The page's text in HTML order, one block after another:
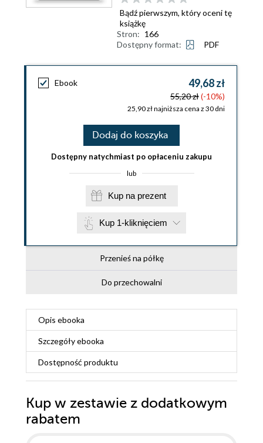
Bądź pierwszym, który oceni tę
książkę
Stron: 166
Dostępny format:
PDF
Ebook 49,68 zł
55,20 zł(-10%)
25,90 zł najniższa cena z 30 dni
Dodaj do koszyka
Dostępny natychmiast po opłaceniu zakupu
lub
Kup na prezent
Kup 1-kliknięciem
Przenieś na półkę
Do przechowalni
Opis ebooka
Szczegółyebooka
Dostępność produktu
Kup w zestawie z dodatkowym
rabatem